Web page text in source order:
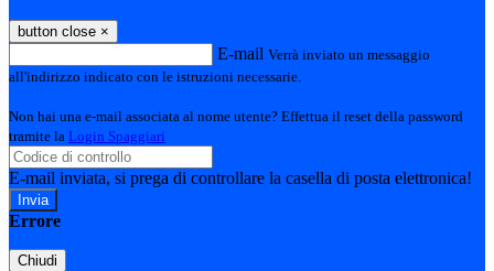
button close ×
E-mail Verrà inviato un messaggio
all'indirizzo indicato con le istruzioni necessarie.
Non hai una e-mail associata al nome utente? Effettua il reset della password
tramite la Login Spaggiari
E-mail inviata, si prega di controllare la casella di posta elettronica!
Errore
Chiudi